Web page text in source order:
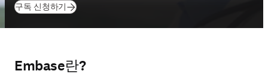
구독 신청하기(새 탭/창에서 열기
Embase란?